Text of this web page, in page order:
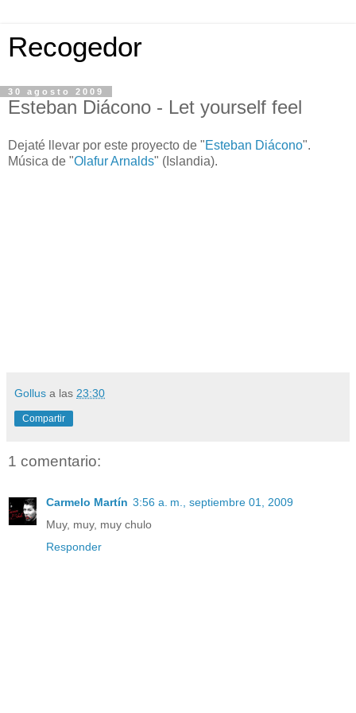
Recogedor
30 agosto 2009
Esteban Diácono - Let yourself feel
Dejaté llevar por este proyecto de "Esteban Diácono".
Música de "Olafur Arnalds" (Islandia).
Gollus a las 23:30
Compartir
1 comentario:
Carmelo Martín 3:56 a. m., septiembre 01, 2009
Muy, muy, muy chulo
Responder